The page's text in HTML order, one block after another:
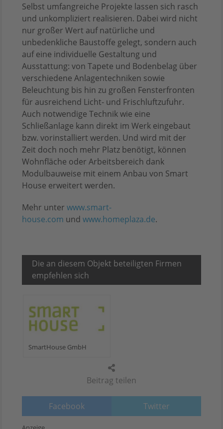
Beitrag teilen
Facebook Twitter
Selbst umfangreiche Projekte lassen sich rasch
und unkompliziert realisieren. Dabei wird nicht
nur großer Wert auf natürliche und
unbedenkliche Baustoffe gelegt, sondern auch
auf eine individuelle Gestaltung und
Ausstattung: von Tapete und Bodenbelag über
verschiedene Anlagentechniken sowie
Beleuchtung bis hin zu großen Fensterfronten
für ausreichend Licht- und Frischluftzufuhr.
Auch notwendige Technik wie eine
Schließanlage kann direkt im Werk eingebaut
bzw. vorinstalliert werden. Und wird mit der
Zeit doch noch mehr Platz benötigt, können
Wohnfläche oder Arbeitsbereich dank
Modulbauweise mit einem Anbau von Smart
House erweitert werden.
Mehr unter www.smart-
house.com und www.homeplaza.de.
Die an diesem Objekt beteiligten Firmen
empfehlen sich
SmartHouse GmbH